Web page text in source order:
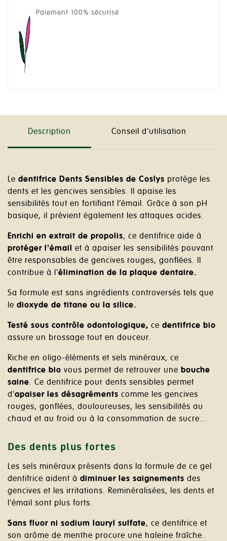
Paiement 100% sécurisé
Description Conseil d'utilisation
Le dentifrice Dents Sensibles de Coslys protège les
dents et les gencives sensibles. Il apaise les
sensibilités tout en fortifiant l’émail. Grâce à son pH
basique, il prévient également les attaques acides.
Enrichi en extrait de propolis, ce dentifrice aide à
protéger l'émail et à apaiser les sensibilités pouvant
être responsables de gencives rouges, gonflées. Il
contribue à l'élimination de la plaque dentaire.
Sa formule est sans ingrédients controversés tels que
le dioxyde de titane ou la silice.
Testé sous contrôle odontologique, ce dentifrice bio
assure un brossage tout en douceur.
Riche en oligo-éléments et sels minéraux, ce
dentifrice bio vous permet de retrouver une bouche
saine. Ce dentifrice pour dents sensibles permet
d'apaiser les désagréments comme les gencives
rouges, gonflées, douloureuses, les sensibilités au
chaud et au froid ou à la consommation de sucre...
Des dents plus fortes
Les sels minéraux présents dans la formule de ce gel
dentifrice aident à diminuer les saignements des
gencives et les irritations. Reminéralisées, les dents et
l'émail sont plus forts.
Sans fluor ni sodium lauryl sulfate, ce dentifrice et
son arôme de menthe procure une haleine fraîche.